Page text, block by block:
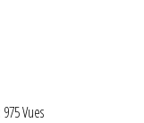
Vues